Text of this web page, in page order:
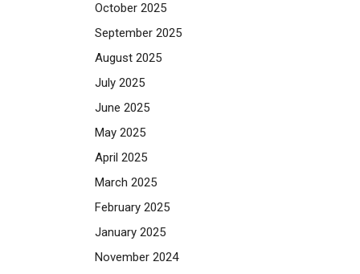
October 2025
September 2025
August 2025
July 2025
June 2025
May 2025
April 2025
March 2025
February 2025
January 2025
November 2024